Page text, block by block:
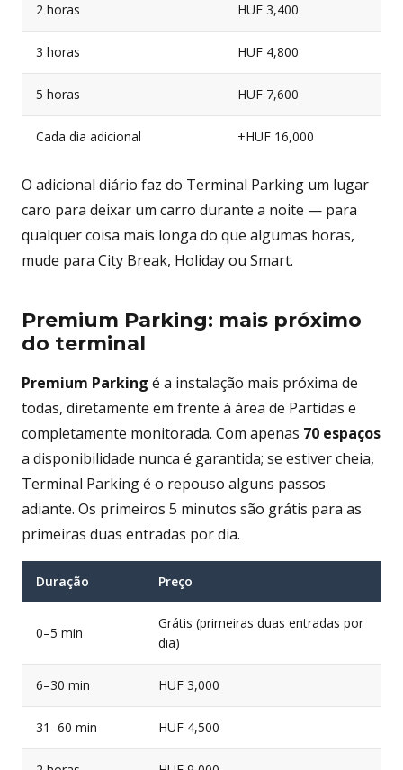
2 horas HUF 3,400
3 horas HUF 4,800
5 horas HUF 7,600
Cada dia adicional +HUF 16,000
O adicional diário faz do Terminal Parking um lugar
caro para deixar um carro durante a noite — para
qualquer coisa mais longa do que algumas horas,
mude para City Break, Holiday ou Smart.
Premium Parking: mais próximo
do terminal
Premium Parking é a instalação mais próxima de
todas, diretamente em frente à área de Partidas e
completamente monitorada. Com apenas 70 espaços
a disponibilidade nunca é garantida; se estiver cheia,
Terminal Parking é o repouso alguns passos
adiante. Os primeiros 5 minutos são grátis para as
primeiras duas entradas por dia.
Duração Preço
0–5 min
Grátis (primeiras duas entradas por
dia)
6–30 min HUF 3,000
31–60 min HUF 4,500